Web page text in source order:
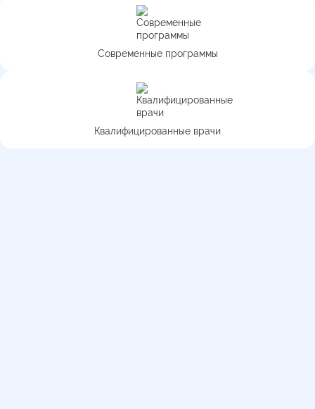
Современные программы
Квалифицированные врачи